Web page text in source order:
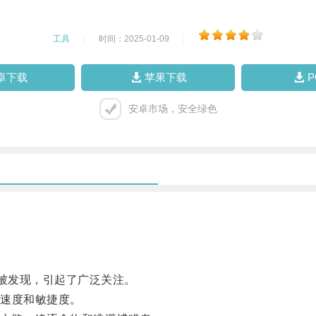
工具 时间：2025-01-09
下载 苹果下载
安卓市场，安全绿色
现，引起了广泛关注。
和敏捷度。